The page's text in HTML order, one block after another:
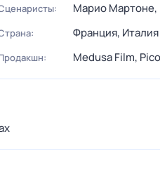
Марио Мартоне,
Франция, Италия
Medusa Film,